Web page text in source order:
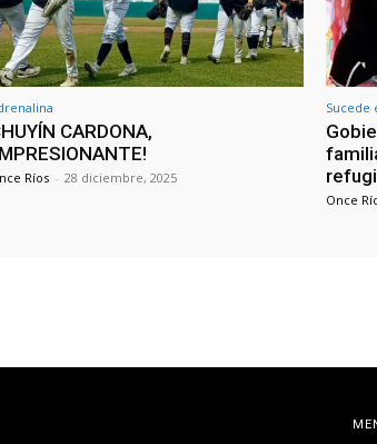
CARDONA,
Ríos - 28 diciembre, 2025
Sucede
Once